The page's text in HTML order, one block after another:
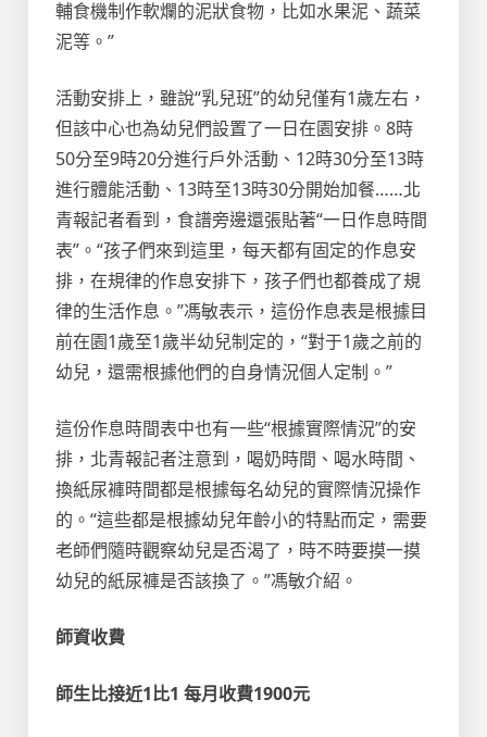
輔食機制作軟爛的泥狀食物，比如水果泥、蔬菜
泥等。”
活動安排上，雖說“乳兒班”的幼兒僅有1歲左右，
但該中心也為幼兒們設置了一日在園安排。8時
50分至9時20分進行戶外活動、12時30分至13時
進行體能活動、13時至13時30分開始加餐……北
青報記者看到，食譜旁邊還張貼著“一日作息時間
表”。“孩子們來到這里，每天都有固定的作息安
排，在規律的作息安排下，孩子們也都養成了規
律的生活作息。”馮敏表示，這份作息表是根據目
前在園1歲至1歲半幼兒制定的，“對于1歲之前的
幼兒，還需根據他們的自身情況個人定制。”
這份作息時間表中也有一些“根據實際情況”的安
排，北青報記者注意到，喝奶時間、喝水時間、
換紙尿褲時間都是根據每名幼兒的實際情況操作
的。“這些都是根據幼兒年齡小的特點而定，需要
老師們隨時觀察幼兒是否渴了，時不時要摸一摸
幼兒的紙尿褲是否該換了。”馮敏介紹。
師資收費
師生比接近1比1 每月收費1900元